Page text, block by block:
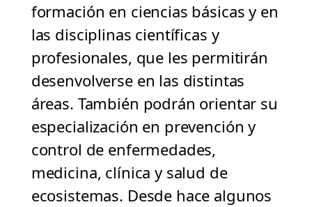
formación en ciencias básicas y en
las disciplinas científicas y
profesionales, que les permitirán
desenvolverse en las distintas
áreas. También podrán orientar su
especialización en prevención y
control de enfermedades,
medicina, clínica y salud de
ecosistemas. Desde hace algunos